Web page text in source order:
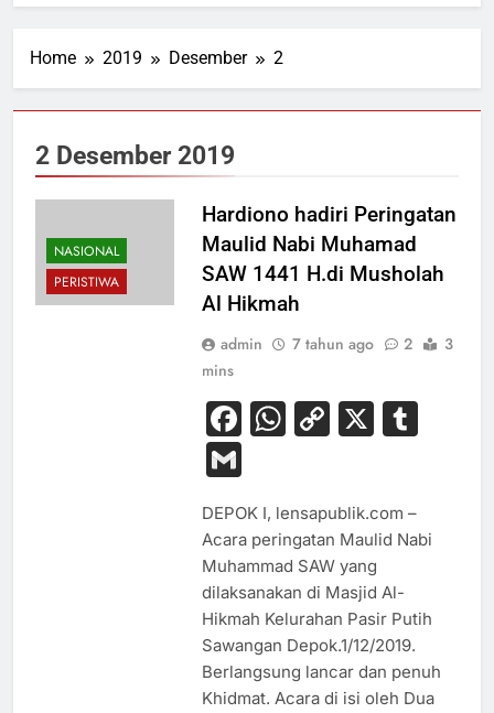
Home 2019 Desember 2
2 Desember 2019
NASIONAL
PERISTIWA
Hardiono hadiri Peringatan
Maulid Nabi Muhamad
SAW 1441 H.di Musholah
Al Hikmah
admin 7 tahun ago 2
3
mins
Facebook
WhatsApp
Copy
X
Gmail
DEPOK I, lensapublik.com –
Acara peringatan Maulid Nabi
Muhammad SAW yang
dilaksanakan di Masjid Al-
Hikmah Kelurahan Pasir Putih
Sawangan Depok.1/12/2019.
Berlangsung lancar dan penuh
Khidmat. Acara di isi oleh Dua